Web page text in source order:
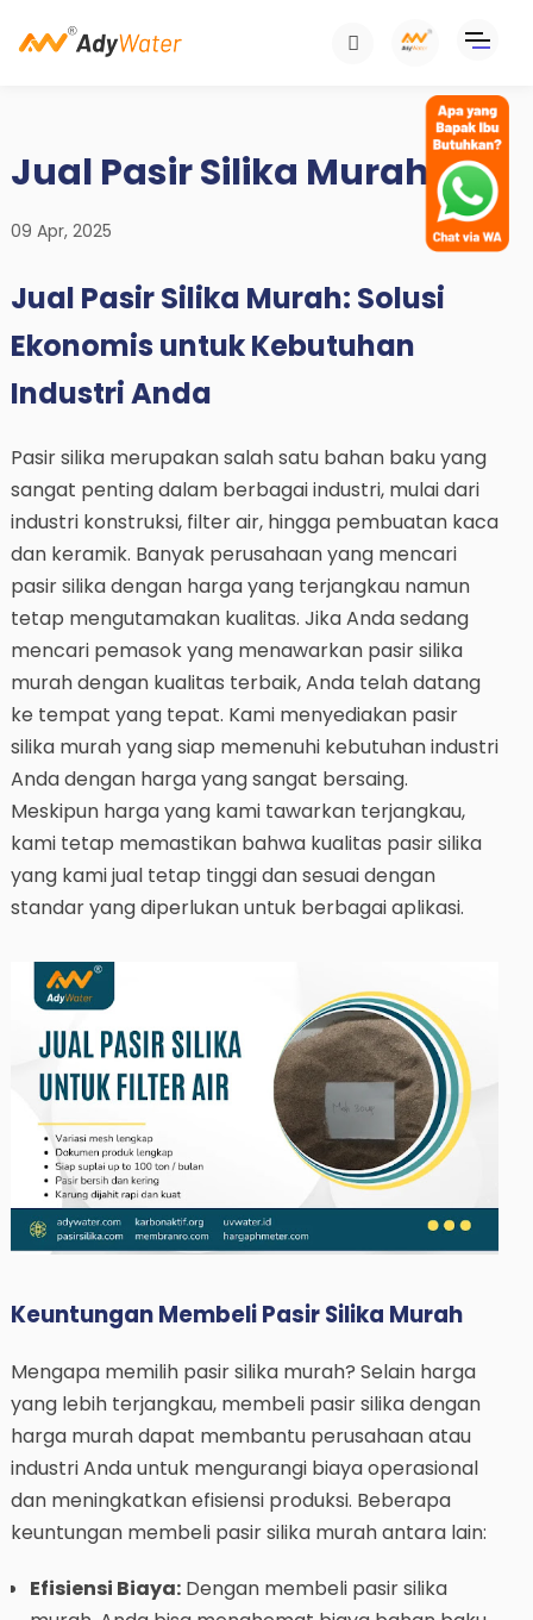
Jual Pasir Silika Murah
09 Apr, 2025
Jual Pasir Silika Murah: Solusi
Ekonomis untuk Kebutuhan
Industri Anda
Pasir silika merupakan salah satu bahan baku yang
sangat penting dalam berbagai industri, mulai dari
industri konstruksi, filter air, hingga pembuatan kaca
dan keramik. Banyak perusahaan yang mencari
pasir silika dengan harga yang terjangkau namun
tetap mengutamakan kualitas. Jika Anda sedang
mencari pemasok yang menawarkan pasir silika
murah dengan kualitas terbaik, Anda telah datang
ke tempat yang tepat. Kami menyediakan pasir
silika murah yang siap memenuhi kebutuhan industri
Anda dengan harga yang sangat bersaing.
Meskipun harga yang kami tawarkan terjangkau,
kami tetap memastikan bahwa kualitas pasir silika
yang kami jual tetap tinggi dan sesuai dengan
standar yang diperlukan untuk berbagai aplikasi.
Keuntungan Membeli Pasir Silika Murah
Mengapa memilih pasir silika murah? Selain harga
yang lebih terjangkau, membeli pasir silika dengan
harga murah dapat membantu perusahaan atau
industri Anda untuk mengurangi biaya operasional
dan meningkatkan efisiensi produksi. Beberapa
keuntungan membeli pasir silika murah antara lain:
Efisiensi Biaya:Dengan membeli pasir silika